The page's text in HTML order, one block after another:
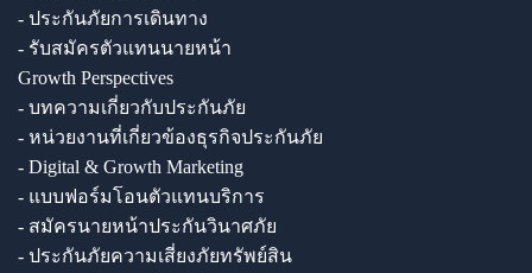
- ประกันภัยการเดินทาง
- รับสมัครตัวแทนนายหน้า
Growth Perspectives
- บทความเกี่ยวกับประกันภัย
- หน่วยงานที่เกี่ยวข้องธุรกิจประกันภัย
- Digital & Growth Marketing
- แบบฟอร์มโอนตัวแทนบริการ
- สมัครนายหน้าประกันวินาศภัย
- ประกันภัยความเสี่ยงภัยทรัพย์สิน